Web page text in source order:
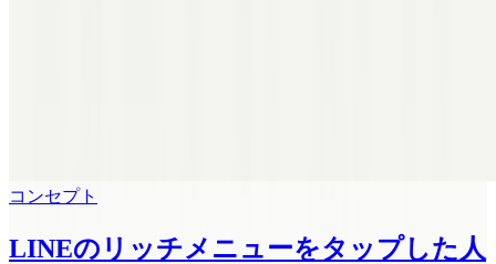
コンセプト
LINEのリッチメニューをタップした人